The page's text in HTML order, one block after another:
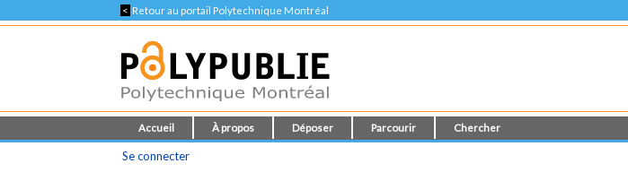
< Retour au portail Polytechnique Montréal
Accueil À propos Déposer Parcourir Chercher
Se connecter